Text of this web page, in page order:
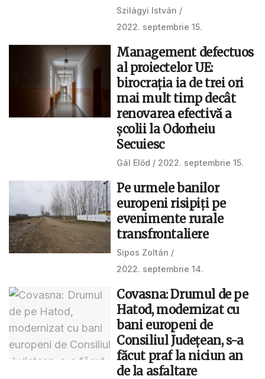
Szilágyi István
2022. septembrie 15.
Management defectuos
al proiectelor UE:
birocrația ia de trei ori
mai mult timp decât
renovarea efectivă a
școlii la Odorheiu
Secuiesc
Gál Előd 2022. septembrie 15.
Pe urmele banilor
europeni risipiți pe
evenimente rurale
transfrontaliere
Sipos Zoltán
2022. septembrie 14.
Covasna: Drumul de pe
Hatod, modernizat cu
bani europeni de
Consiliul Județean, s-a
făcut praf la niciun an
de la asfaltare